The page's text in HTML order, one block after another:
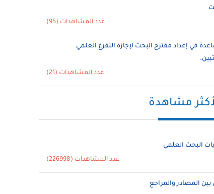
عدد المشاهدات (95)
في إعداد مقترح البحث لإجازة التفرغ العلمي
عدد المشاهدات (21)
مشاهدة
البحث العلمي
عدد المشاهدات (226998)
بين المصادر والمراجع